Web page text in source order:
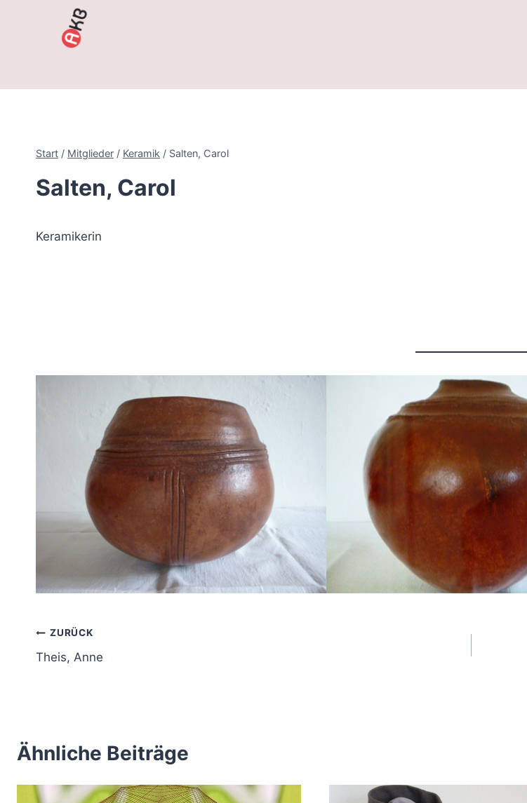
Start / Mitglieder / Keramik / Salten, Carol
Salten, Carol
Keramikerin
Beitragsnavigation
ZURÜCK
Theis, Anne
Ähnliche Beiträge